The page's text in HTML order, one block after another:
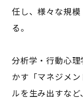
任し、様々な規
る。
分析学・行動心
かす「マネジメ
ルを生み出すな